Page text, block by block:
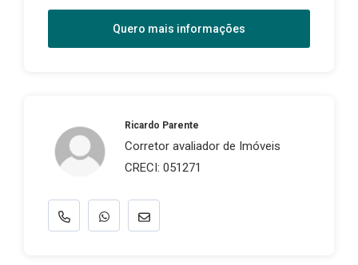
Quero mais informações
Ricardo Parente
Corretor avaliador de Imóveis
CRECI: 051271